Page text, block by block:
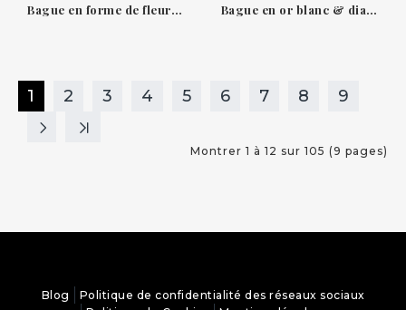
Bague en forme de fleur en or rose 18 QT & diamants candy flora Leo Pizzo Bague en or blanc & diamants XL Leo Pizzo
1 2 3 4 5 6 7 8 9
Montrer 1 à 12 sur 105 (9 pages)
Blog
Politique de confidentialité des réseaux sociaux